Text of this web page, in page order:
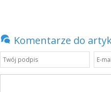
Komentarze do